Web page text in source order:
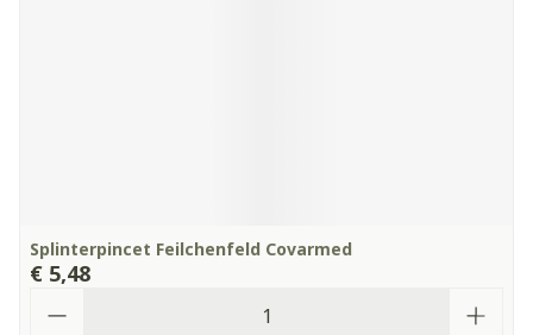
Splinterpincet Feilchenfeld Covarmed
€ 5,48